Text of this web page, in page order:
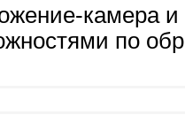
камера
по